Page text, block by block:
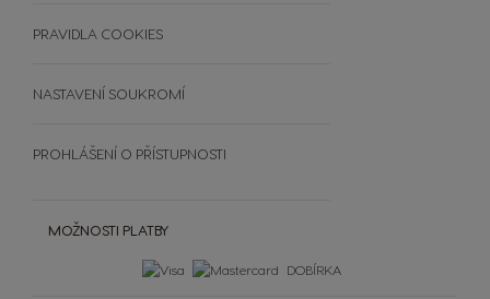
Extra Space
MOŽNOSTI PLATBY
DOBÍRKA
PRAVIDLA COOKIES
NASTAVENÍ SOUKROMÍ
PROHLÁŠENÍ O PŘÍSTUPNOSTI